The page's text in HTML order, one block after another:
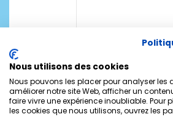
Nous utilisons des cookies
Nous pouvons les placer pour analyser les
améliorer notre site Web, afficher un
faire vivre une expérience inoubliable. Pour
les cookies que nous utilisons, ouvrez les